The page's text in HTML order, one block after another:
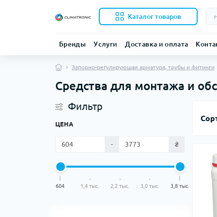
Каталог товаров
Бренды Услуги Доставка и оплата
Запорно-регулирующая арматура, трубы и фитинги
Средства для монтажа и
Фильтр
ЦЕНА
- ₴
604 1,4 тыс. 2,2 тыс. 3,0 тыс. 3,8 тыс.